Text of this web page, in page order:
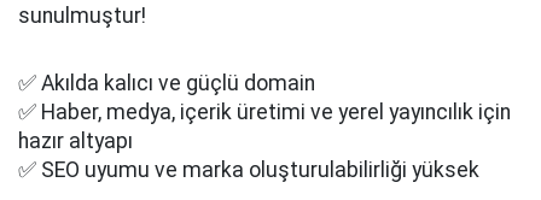
sunulmuştur!
✅ Akılda kalıcı ve güçlü domain
✅ Haber, medya, içerik üretimi ve yerel yayıncılık için
hazır altyapı
✅ SEO uyumu ve marka oluşturulabilirliği yüksek